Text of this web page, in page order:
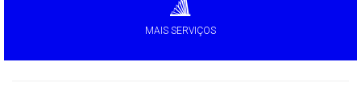
MAIS SERVIÇOS